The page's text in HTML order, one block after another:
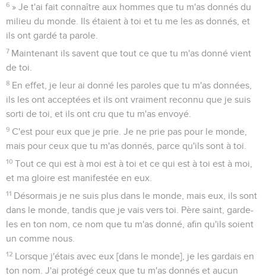
6 » Je t'ai fait connaître aux hommes que tu m'as donnés du
milieu du monde. Ils étaient à toi et tu me les as donnés, et
ils ont gardé ta parole.
7 Maintenant ils savent que tout ce que tu m'as donné vient
de toi.
8 En effet, je leur ai donné les paroles que tu m'as données,
ils les ont acceptées et ils ont vraiment reconnu que je suis
sorti de toi, et ils ont cru que tu m'as envoyé.
9 C'est pour eux que je prie. Je ne prie pas pour le monde,
mais pour ceux que tu m'as donnés, parce qu'ils sont à toi.
10 Tout ce qui est à moi est à toi et ce qui est à toi est à moi,
et ma gloire est manifestée en eux.
11 Désormais je ne suis plus dans le monde, mais eux, ils sont
dans le monde, tandis que je vais vers toi. Père saint, garde-
les en ton nom, ce nom que tu m'as donné, afin qu'ils soient
un comme nous.
12 Lorsque j'étais avec eux [dans le monde], je les gardais en
ton nom. J'ai protégé ceux que tu m'as donnés et aucun